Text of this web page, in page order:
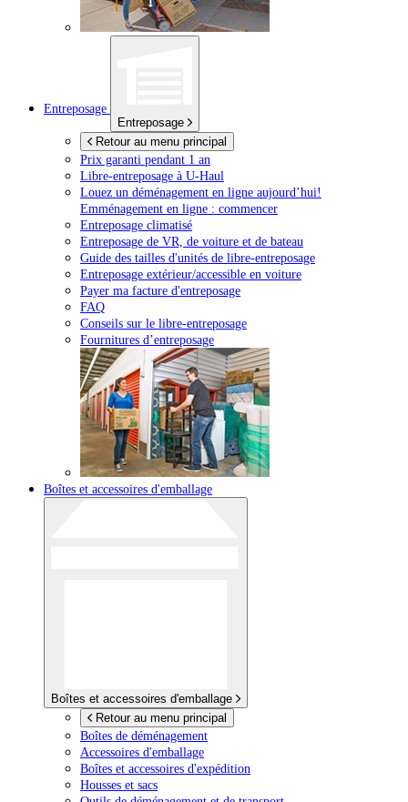
Entreposage
Entreposage
Retour au menu principal
Prix garanti pendant 1 an
Libre-entreposage à U-Haul
Louez un déménagement en ligne aujourd’hui!
Emménagement en ligne : commencer
Entreposage climatisé
Entreposage de VR, de voiture et de bateau
Guide des tailles d'unités de libre-entreposage
Entreposage extérieur/accessible en voiture
Payer ma facture d'entreposage
FAQ
Conseils sur le libre-entreposage
Fournitures d’entreposage
Boîtes et accessoires d'emballage
Boîtes et accessoires d'emballage
Retour au menu principal
Boîtes de déménagement
Accessoires d'emballage
Boîtes et accessoires d'expédition
Housses et sacs